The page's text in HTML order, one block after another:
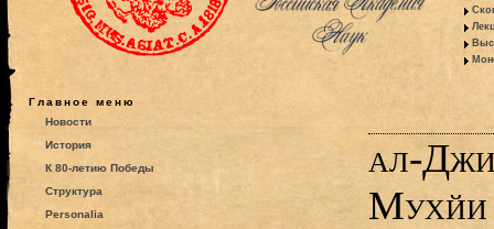
Главное меню
Новости
История
К 80-летию Победы
Структура
Personalia
ал-
Мухйи